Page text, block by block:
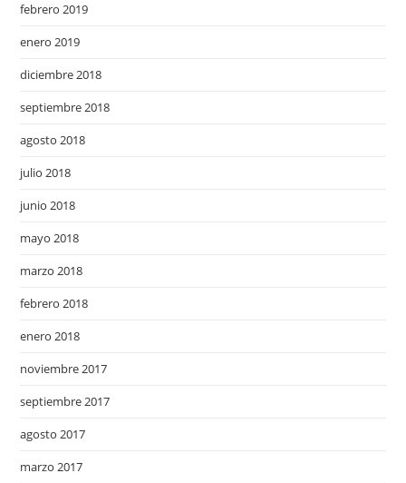
febrero 2019
enero 2019
diciembre 2018
septiembre 2018
agosto 2018
julio 2018
junio 2018
mayo 2018
marzo 2018
febrero 2018
enero 2018
noviembre 2017
septiembre 2017
agosto 2017
marzo 2017